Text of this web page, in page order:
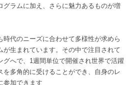
グラムに加え、さらに魅力あるものが増
時代のニーズに合わせて多様性が求めら
が生まれています。その中で注目されて
グへで、1週間単位で開催され世界で活躍
を多角的に受けることができ、自身のレ
参加できます